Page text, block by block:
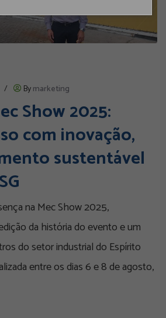
/ Bymarketing
Show 2025:
com inovação,
sustentável
na Mec Show 2025,
da história do evento e um
do setor industrial do Espírito
entre os dias 6 e 8 de agosto,